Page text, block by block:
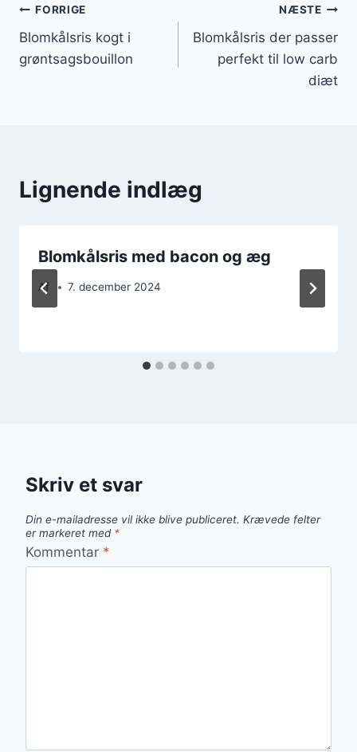
Indlægsnavigation
FORRIGE
Blomkålsris kogt i
grøntsagsbouillon
NÆSTE
Blomkålsris der passer
perfekt til low carb
diæt
Lignende indlæg
Blomkålsris med bacon og æg
Af 7. december 2024
Skriv et svar
Din e-mailadresse vil ikke blive publiceret. Krævede felter
er markeret med *
Kommentar *